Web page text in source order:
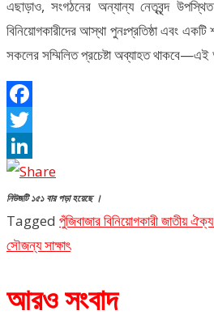
এছাড়াও, সংগঠনের অন্যান্য নেতৃবৃন্দ
বিনিয়োগকারীদের আস্থা পুনঃপ্রতিষ্ঠা এবং
সকলের সম্মিলিত প্রচেষ্টা অব্যাহত
Facebook
Twitter
LinkedIn
নিউজটি ১৫১ বার পড়া হয়েছে ।
Tagged পুঁজিবাজার বিনিয়োগকারী জাতীয়
সৌজন্য সাক্ষাৎ
আরও সংবাদ